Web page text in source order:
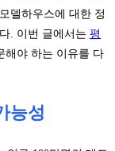
델하우스에 대한 정
. 이번 글에서는 평
해야 하는 이유를 다
능성